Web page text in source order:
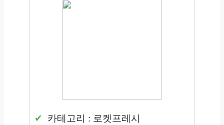
카테고리 : 로켓프레시